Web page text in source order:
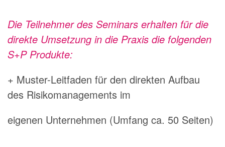
Die Teilnehmer des Seminars erhalten für die
direkte Umsetzung in die Praxis die folgenden
S+P Produkte:
+ Muster-Leitfaden für den direkten Aufbau
des Risikomanagements im
eigenen Unternehmen (Umfang ca. 50 Seiten)